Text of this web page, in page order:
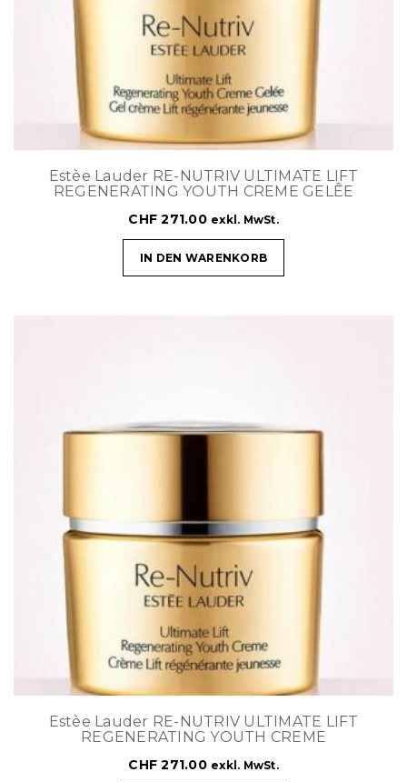
Estèe Lauder RE-NUTRIV ULTIMATE LIFT
REGENERATING YOUTH CREME GELÊE
CHF 271.00 exkl. MwSt.
IN DEN WARENKORB
Estèe Lauder RE-NUTRIV ULTIMATE LIFT
REGENERATING YOUTH CREME
CHF 271.00 exkl. MwSt.